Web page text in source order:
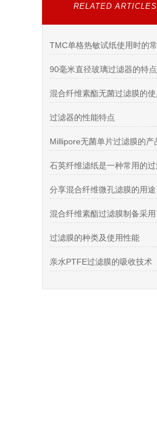
RELATED ARTICLES
过滤器的性能特点
分享混合纤维微孔滤膜的用途
过滤膜的种类及使用性能
亲水PTFE过滤膜的吸收技术